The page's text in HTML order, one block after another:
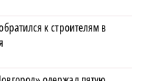
к строителям в